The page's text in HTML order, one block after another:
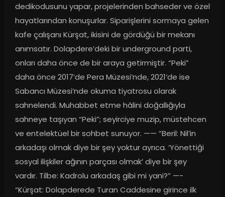
dedikodusunu yapar, projelerinden bahseder ve özel
hayatlarından konuşurlar. Siparişlerini sormaya gelen
kafe çalışanı Kürşat, ikisini de gördüğü bir mekanı
anımsatır. Dolapdere’deki bir underground parti,
onları daha önce de bir araya getirmiştir. “Peki”
daha önce 2017’de Pera Müzesi’nde, 2021’de ise
Sabancı Müzesi’nde okuma tiyatrosu olarak
sahnelendi. Muhabbet etme hâlini doğallığıyla
sahneye taşıyan “Peki”; seyirciye muzip, müstehcen
ve entelektüel bir sohbet sunuyor. —— “Beril: Nil’in
arkadaşı olmak diye bir şey yoktur ayrıca. ‘Yönettiği
sosyal ilişkiler ağının parçası olmak’ diye bir şey
vardır. Tilbe: Kadrolu arkadaş gibi mi yani?” —-
“Kürşat: Dolapderede Turan Caddesine girince ilk